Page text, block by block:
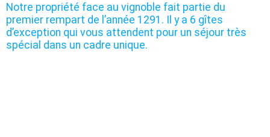
Notre propriété face au vignoble fait partie du
premier rempart de l’année 1291. Il y a 6 gîtes
d’exception qui vous attendent pour un séjour très
spécial dans un cadre unique.